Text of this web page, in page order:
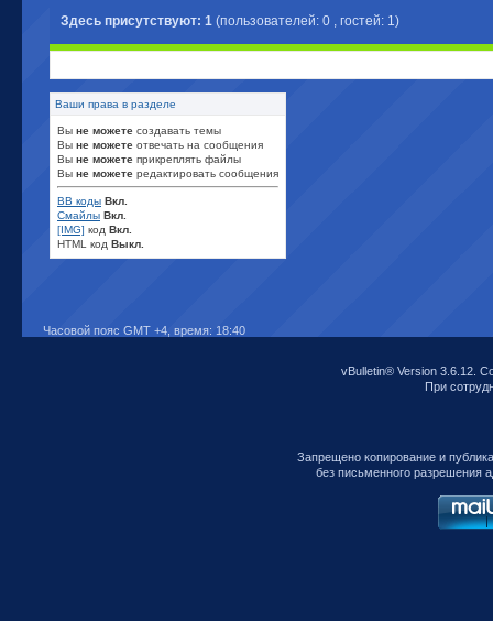
Здесь присутствуют: 1 (пользователей: 0 , гостей: 1)
Ваши права в разделе
Вы не можете создавать темы
Вы не можете отвечать на сообщения
Вы не можете прикреплять файлы
Вы не можете редактировать сообщения
BB коды Вкл.
Смайлы Вкл.
[IMG] код Вкл.
HTML код Выкл.
Часовой пояс GMT +4, время: 18:40
vBulletin® Version 3.6.12.
При
Запрещено копирование и
без письменного разрешения